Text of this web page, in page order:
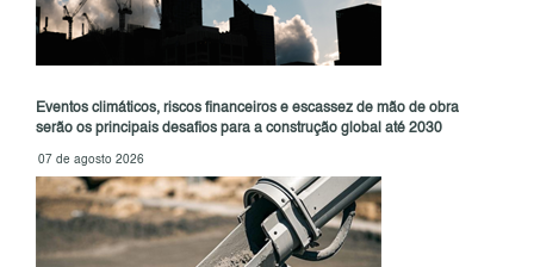
Eventos climáticos, riscos financeiros e escassez de mão de obra
serão os principais desafios para a construção global até 2030
07 de agosto 2026